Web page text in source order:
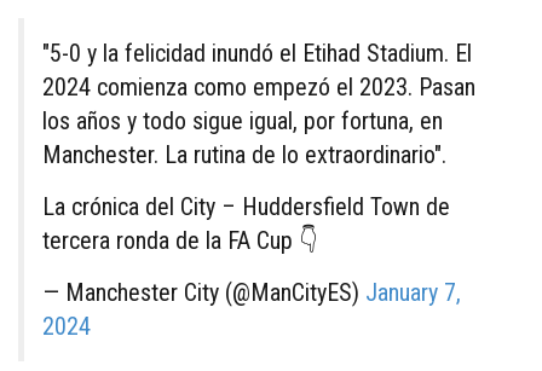
"5-0 y la felicidad inundó el Etihad Stadium. El
2024 comienza como empezó el 2023. Pasan
los años y todo sigue igual, por fortuna, en
Manchester. La rutina de lo extraordinario".
La crónica del City – Huddersfield Town de
tercera ronda de la FA Cup 👇
— Manchester City (@ManCityES) January 7,
2024